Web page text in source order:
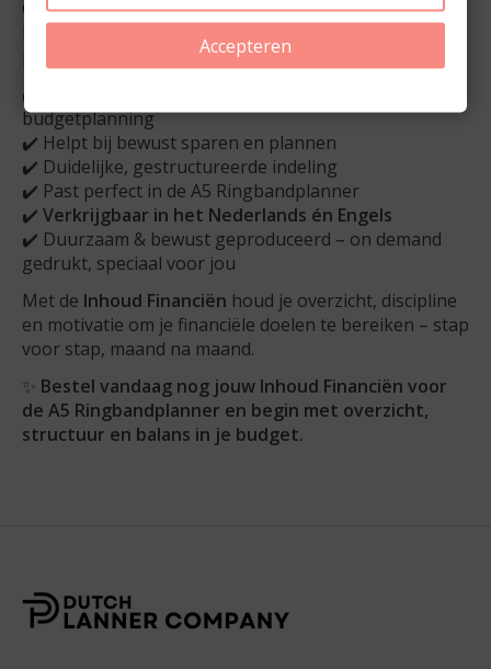
Of je nu wilt besparen, beter plannen of inzicht
krijgen in je gewoontes: met deze financiële
plannerpagina’s houd je controle én rust in je hoofd.
✔️ Compleet jaaroverzicht – 12 maanden
budgetplanning
✔️ Helpt bij bewust sparen en plannen
✔️ Duidelijke, gestructureerde indeling
✔️ Past perfect in de A5 Ringbandplanner
✔️ Verkrijgbaar in het Nederlands én Engels
✔️ Duurzaam & bewust geproduceerd – on demand
gedrukt, speciaal voor jou
Met de Inhoud Financiën houd je overzicht, discipline
en motivatie om je financiële doelen te bereiken – stap
voor stap, maand na maand.
✨ Bestel vandaag nog jouw Inhoud Financiën voor
de A5 Ringbandplanner en begin met overzicht,
structuur en balans in je budget.
Accepteren